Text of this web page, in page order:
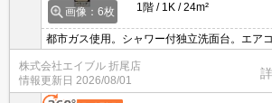
画像：6枚
1階
1K 24m²
都市ガス使用。シャワー付独立洗面台。エア
株式会社エイブル 折尾店
情報更新日 2026/08/01